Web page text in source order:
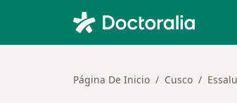
Página De Inicio Cusco